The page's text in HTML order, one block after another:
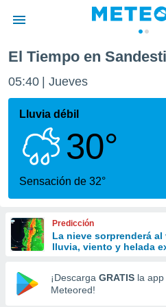
de
por
se
calidad.
a este
las
y
forma
digital
basada
El Tiempo en
05:40 Jueves
Lluvia débil
30°
Sensación de 32°
Predicción
La nieve sorprenderá
lluvia, viento y helada
¡Descarga GRATIS la
Meteored!